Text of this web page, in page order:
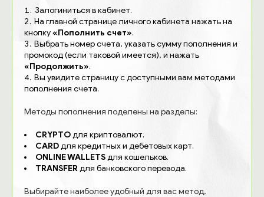
Залогиниться в кабинет.
На главной странице личного кабинета нажать на
кнопку«Пополнить счет».
Выбрать номер счета, указать сумму пополнения и
промокод (если таковой имеется), и нажать
«Продолжить».
Вы увидите страницу с доступными вам методами
пополнения счета.
Методы пополнения поделены на разделы:
CRYPTOдля криптовалют.
CARDдля кредитных и дебетовых карт.
ONLINE WALLETSдля кошельков.
TRANSFERдля банковского перевода.
Выбирайте наиболее удобный для вас метод,